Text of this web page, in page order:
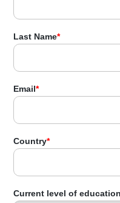
Last Name*
Email*
Country*
Current level of education